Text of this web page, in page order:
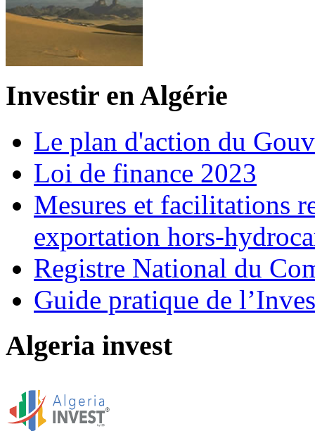
Investir en Algérie
Le plan d'action du
Loi de finance 2023
Mesures et facilitations
exportation hors-
Registre National du
Guide pratique de
Algeria invest